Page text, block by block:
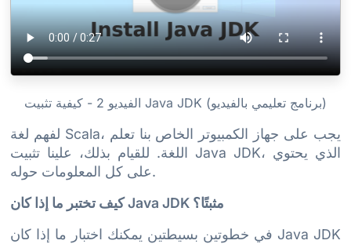
الفيديو 2 - كيفية تثبيت Java JDK (برنامج تعليمي بالفيديو)
لفهم لغة Scala، يجب على جهاز الكمبيوتر الخاص بنا تعلم
اللغة. للقيام بذلك، علينا تثبيت Java JDK، الذي يحتوي
على كل المعلومات حوله.
كيف تختبر ما إذا كان Java JDK مثبتًا؟
في خطوتين بسيطتين يمكنك اختبار ما إذا كان Java JDK